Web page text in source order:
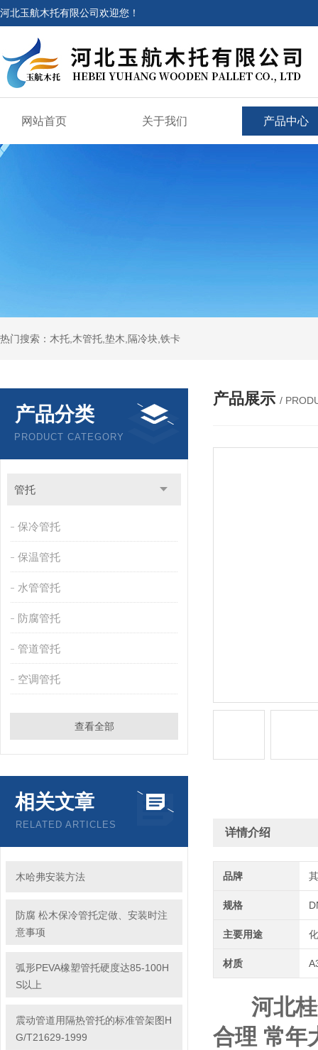
河北玉航木托有限公司欢迎您！
网站首页 关于我们 产品中心
热门搜索：木托,木管托,垫木,隔冷块,铁卡
产品分类
PRODUCT CATEGORY
管托
保冷管托
保温管托
水管管托
防腐管托
管道管托
空调管托
查看全部
相关文章
RELATED ARTICLES
木哈弗安装方法
防腐 松木保冷管托定做、安装时注
意事项
弧形PEVA橡塑管托硬度达85-100H
S以上
震动管道用隔热管托的标准管架图H
G/T21629-1999
产品展示 /
详情介绍
品牌
规格
主要用途
材质
河北
合理 常年